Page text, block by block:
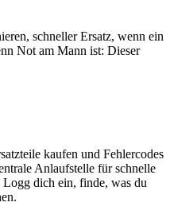
schneller Ersatz, wenn ein
Not am Mann ist: Dieser
kaufen und Fehlercodes
Anlaufstelle für schnelle
dich ein, finde, was du